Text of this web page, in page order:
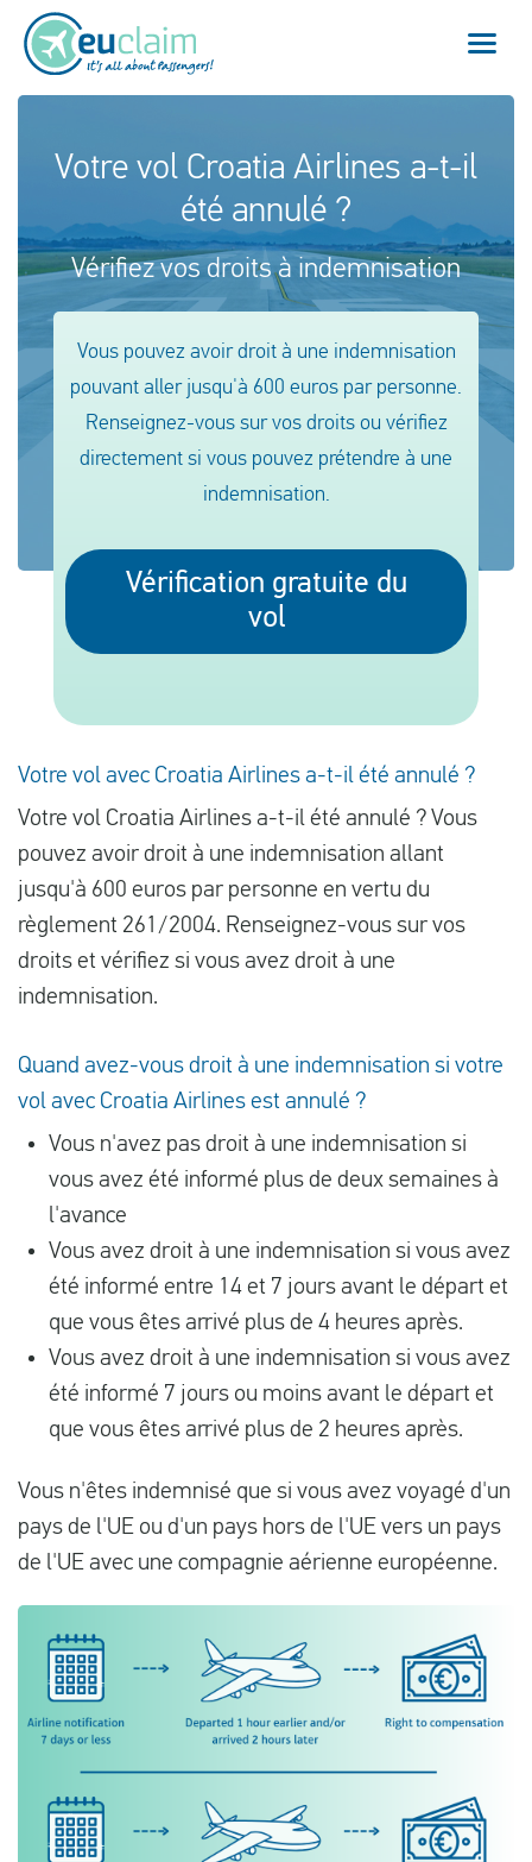
A propos de nous
Contact
Vol annulé
Connexion manquée
Notre service
Votre vol Croatia Airlines a-t-il
été annulé ?
Vérifiez vos droits à indemnisation
Vous pouvez avoir droit à une indemnisation
pouvant aller jusqu'à 600 euros par personne.
Renseignez-vous sur vos droits ou vérifiez
directement si vous pouvez prétendre à une
indemnisation.
Vérification gratuite du
vol
Votre vol avec Croatia Airlines a-t-il été annulé ?
Votre vol Croatia Airlines a-t-il été annulé ? Vous
pouvez avoir droit à une indemnisation allant
jusqu'à 600 euros par personne en vertu du
règlement 261/2004. Renseignez-vous sur vos
droits et vérifiez si vous avez droit à une
indemnisation.
Quand avez-vous droit à une indemnisation si votre
vol avec Croatia Airlines est annulé ?
Vous n'avez pas droit à une indemnisation si
vous avez été informé plus de deux semaines à
l'avance
Vous avez droit à une indemnisation si vous avez
été informé entre 14 et 7 jours avant le départ et
que vous êtes arrivé plus de 4 heures après.
Vous avez droit à une indemnisation si vous avez
été informé 7 jours ou moins avant le départ et
que vous êtes arrivé plus de 2 heures après.
Vous n'êtes indemnisé que si vous avez voyagé d'un
pays de l'UE ou d'un pays hors de l'UE vers un pays
de l'UE avec une compagnie aérienne européenne.